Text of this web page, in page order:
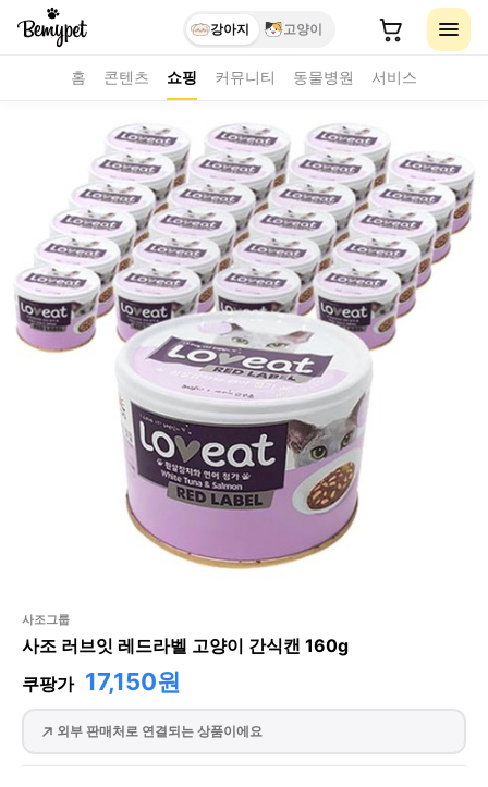
강아지 고양이
홈 콘텐츠 쇼핑 커뮤니티 동물병원 서비스
사조그룹
사조 러브잇 레드라벨 고양이 간식캔 160g
쿠팡가 17,150원
외부 판매처로 연결되는 상품이에요